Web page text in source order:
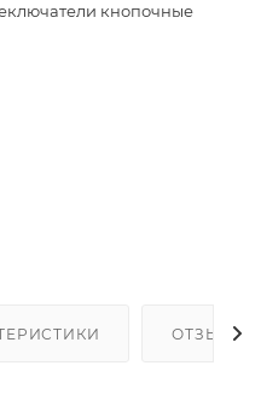
кнопочные
ОТЗЫВЫ